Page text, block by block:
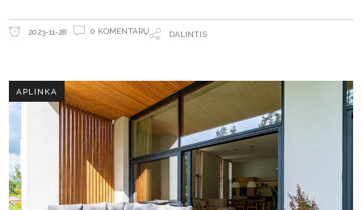
2023-11-28 0 KOMENTARŲ DALINTIS
APLINKA